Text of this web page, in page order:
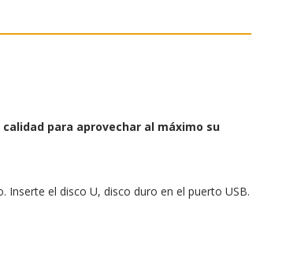
para aprovechar al máximo su
Inserte el disco U, disco duro en el puerto USB.